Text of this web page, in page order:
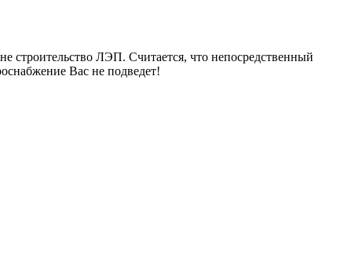
строительство ЛЭП. Считается, что непосредственный
Вас не подведет!